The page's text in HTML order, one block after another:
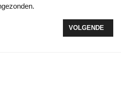
VAN FIETSPRET TOTVOLGENDE
VOLGENDE